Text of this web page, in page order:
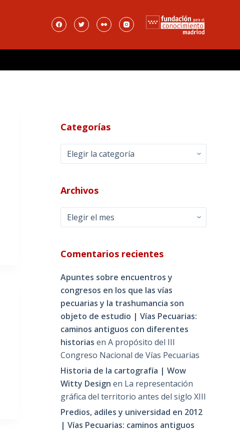
Categorías
Categorías
Archivos
Archivos
Comentarios recientes
Apuntes sobre encuentros y
congresos en los que las vías
pecuarias y la trashumancia son
objeto de estudio | Vías Pecuarias:
caminos antiguos con diferentes
historias enA propósito del III
Congreso Nacional de Vías Pecuarias
Historia de la cartografía | Wow
Witty Design en La representación
gráfica del territorio antes del siglo XIII
Predios, adiles y universidad en 2012
| Vías Pecuarias: caminos antiguos